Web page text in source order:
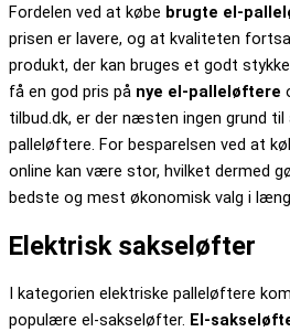
Fordelen ved at købe brugte el-
prisen er lavere, og at kvaliteten
produkt, der kan bruges et godt
få en god pris på nye el-palleløftere
tilbud.dk, er der næsten ingen grund
palleløftere. For besparelsen ved at
online kan være stor, hvilket dermed
bedste og mest økonomisk valg i
Elektrisk sakseløfter
I kategorien elektriske palleløftere
populære el-sakseløfter. El-